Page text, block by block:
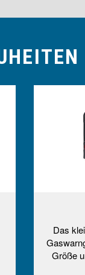
Das
Größe